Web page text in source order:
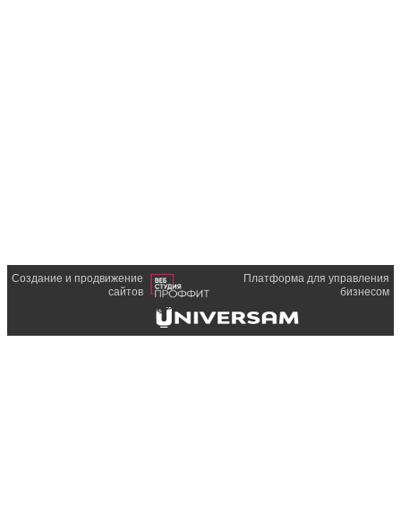
Создание и продвижение
сайтов
Платформа для управления
бизнесом